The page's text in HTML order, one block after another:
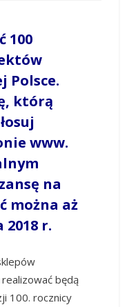
100
Polsce.
którą
www.
na
można aż
r.
będą
100. rocznicy